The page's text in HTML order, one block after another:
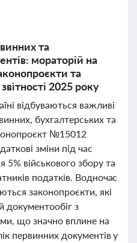
та
мораторій на
та
2025 року
відбуваються важливі
бухгалтерських та
№15012
зміни під час
5% військового збору та
податків. Водночас
законопроєкти, які
документообіг з
що значно вплине на
первинних документів у